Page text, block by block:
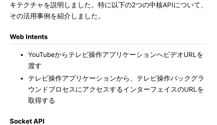
キテクチャを説明しました。特に以下の2つの中核APIについて、
その活用事例を紹介しました。
Web Intents
YouTubeからテレビ操作アプリケーションへビデオURLを
渡す
テレビ操作アプリケーションから、テレビ操作バックグラ
ウンドプロセスにアクセスするインターフェイスのURLを
取得する
Socket API